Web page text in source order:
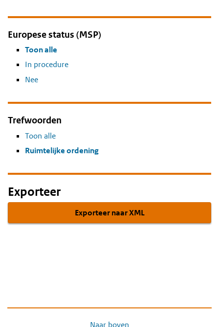
Europese status (MSP)
Toon alle
In procedure
Nee
Trefwoorden
Toon alle
Ruimtelijke ordening
Exporteer
Exporteer naar XML
Naar boven